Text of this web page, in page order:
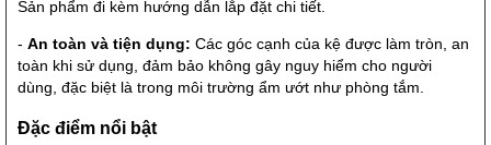
Sản phẩm đi kèm hướng dẫn lắp đặt chi tiết.
- An toàn và tiện dụng: Các góc cạnh của kệ được làm tròn, an
toàn khi sử dụng, đảm bảo không gây nguy hiểm cho người
dùng, đặc biệt là trong môi trường ẩm ướt như phòng tắm.
Đặc điểm nổi bật